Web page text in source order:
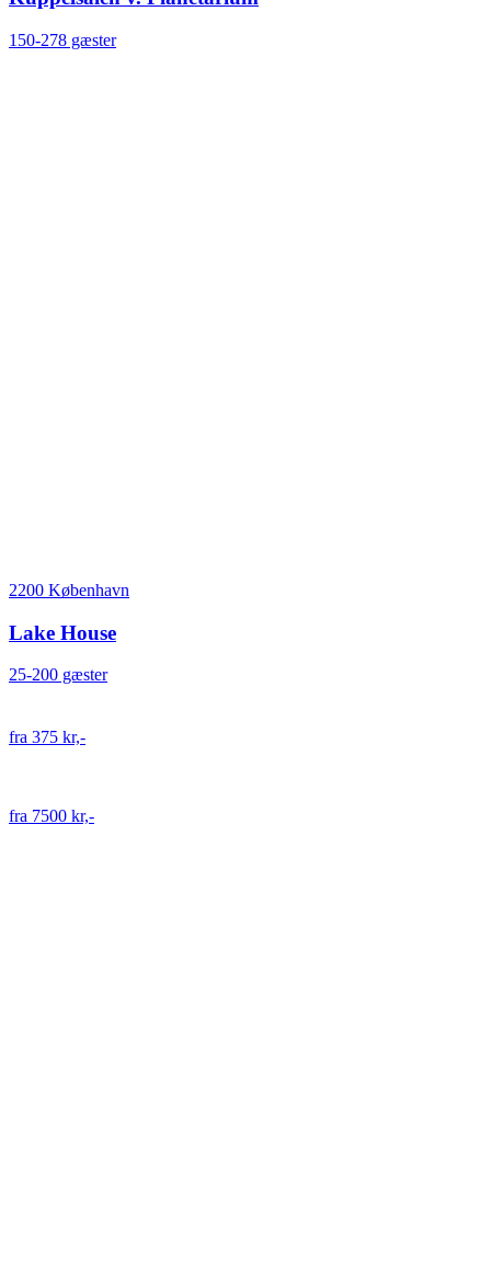
150-278 gæster
2200 København
Lake House
25-200 gæster
fra 375 kr,-
fra 7500 kr,-